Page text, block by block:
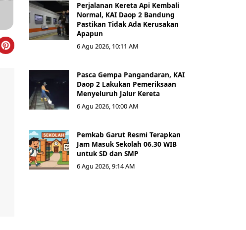
Perjalanan Kereta Api Kembali
Normal, KAI Daop 2 Bandung
Pastikan Tidak Ada Kerusakan
Apapun
6 Agu 2026, 10:11 AM
Pasca Gempa Pangandaran, KAI
Daop 2 Lakukan Pemeriksaan
Menyeluruh Jalur Kereta
6 Agu 2026, 10:00 AM
Pemkab Garut Resmi Terapkan
Jam Masuk Sekolah 06.30 WIB
untuk SD dan SMP
6 Agu 2026, 9:14 AM